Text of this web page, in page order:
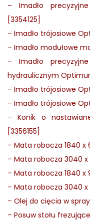
– Imadło
[3354125]
– Imadło trójosiowe
– Imadło modułowe
– Imadło
hydraulicznym
– Imadło trójosiowe
– Imadło trójosiowe
–Konik o
[3356155]
– Mata robocza 1840
– Mata robocza 3040
– Mata robocza 1840
– Mata robocza 3040
– Olej do cięcia w
– Posuw stołu